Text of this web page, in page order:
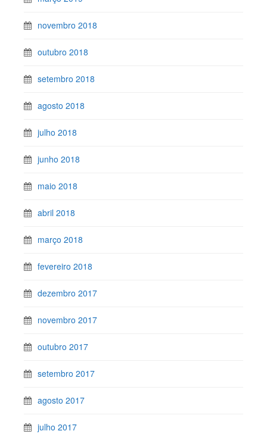
novembro 2018
outubro 2018
setembro 2018
agosto 2018
julho 2018
junho 2018
maio 2018
abril 2018
março 2018
fevereiro 2018
dezembro 2017
novembro 2017
outubro 2017
setembro 2017
agosto 2017
julho 2017